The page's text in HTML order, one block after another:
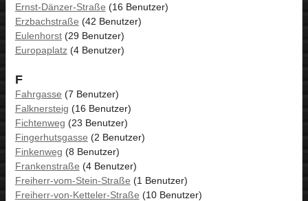
Ernst-Dänzer-Straße (16 Benutzer)
Erzbachstraße (42 Benutzer)
Eulenhorst(29 Benutzer)
Europaplatz(4 Benutzer)
F
Fahrgasse (7 Benutzer)
Falknersteig (16 Benutzer)
Fichtenweg (23 Benutzer)
Fingerhutsgasse (2 Benutzer)
Finkenweg (8 Benutzer)
Frankenstraße (4 Benutzer)
Freiherr-vom-Stein-Straße (1 Benutzer)
Freiherr-von-Ketteler-Straße (10 Benutzer)